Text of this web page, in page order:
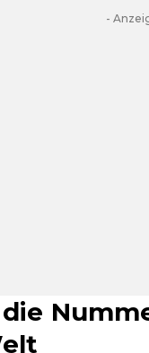
-